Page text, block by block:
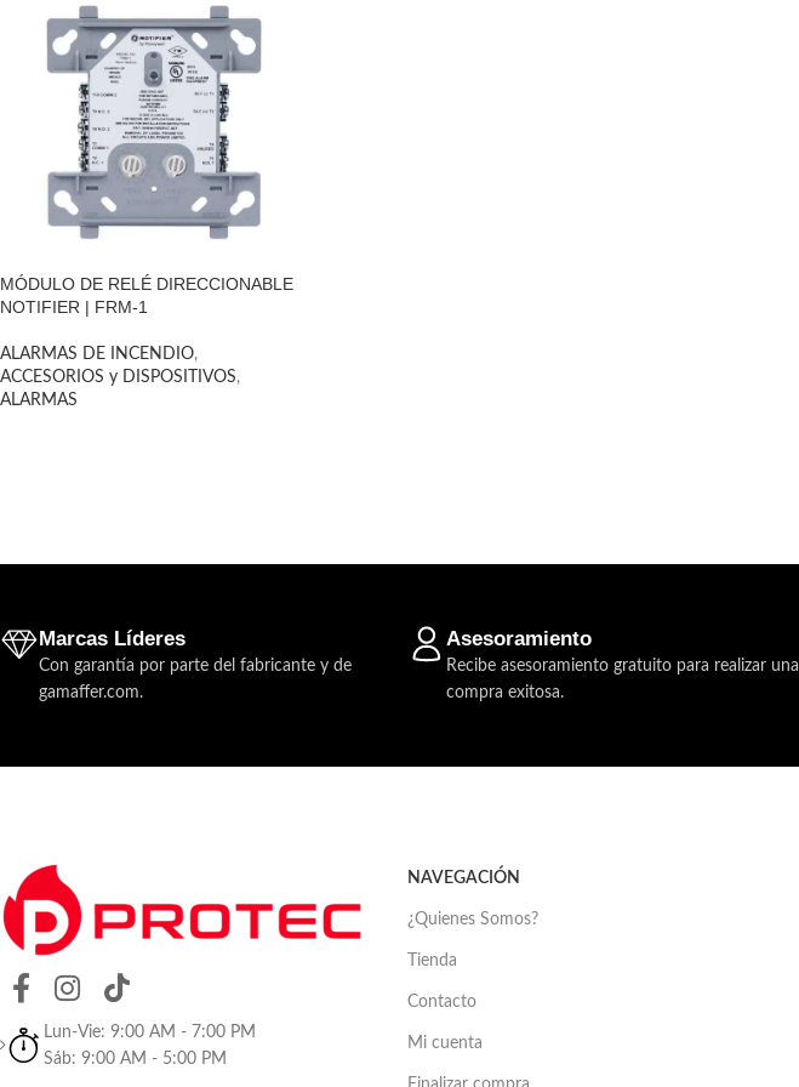
MÓDULO DE RELÉ DIRECCIONABLE
NOTIFIER | FRM-1
ALARMAS DE INCENDIO,
ACCESORIOS y DISPOSITIVOS,
ALARMAS
Marcas Líderes
Con garantía por parte del fabricante y de
gamaffer.com.
Asesoramiento
Recibe asesoramiento gratuito para realizar una
compra exitosa.
Lun-Vie: 9:00 AM - 7:00 PM
Sáb: 9:00 AM - 5:00 PM
NAVEGACIÓN
¿Quienes Somos?
Tienda
Contacto
Mi cuenta